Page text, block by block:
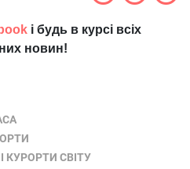
і будь в курсі всіх
новин!
КУРОРТИ СВІТУ